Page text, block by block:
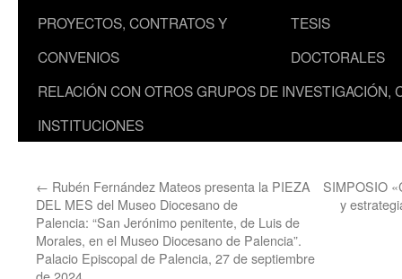
PROYECTOS, CONTRATOS Y
CONVENIOS
TESIS
DOCTORALES
RELACIÓN CON OTROS GRUPOS DE INVESTIGACIÓN,
INSTITUCIONES
← Rubén Fernández Mateos presenta la PIEZA
DEL MES del Museo Diocesano de
Palencia: “San Jerónimo penitente, de Luis de
Morales, en el Museo Diocesano de Palencia”.
Palacio Episcopal de Palencia, 27 de septiembre
SIMPOSIO
y